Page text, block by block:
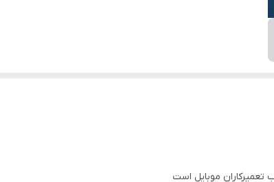
تعمیرکاران موبایل است